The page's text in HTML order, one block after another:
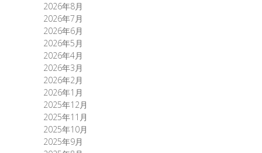
2026年8月
2026年7月
2026年6月
2026年5月
2026年4月
2026年3月
2026年2月
2026年1月
2025年12月
2025年11月
2025年10月
2025年9月